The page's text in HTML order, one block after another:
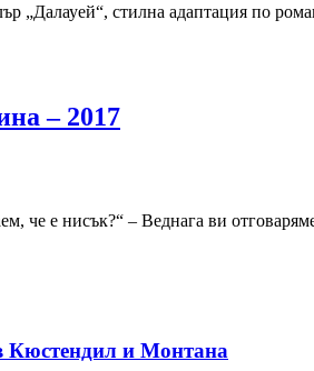
„Далауей“, стилна адаптация по
– 2017
е нисък?“ – Веднага ви
Кюстендил и Монтана